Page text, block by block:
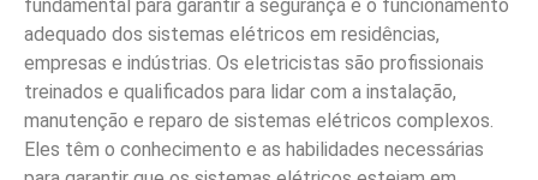
fundamental para garantir a segurança e o funcionamento
adequado dos sistemas elétricos em residências,
empresas e indústrias. Os eletricistas são profissionais
treinados e qualificados para lidar com a instalação,
manutenção e reparo de sistemas elétricos complexos.
Eles têm o conhecimento e as habilidades necessárias